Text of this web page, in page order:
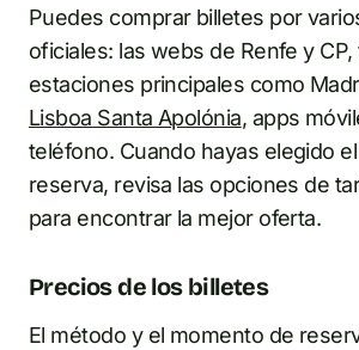
Puedes comprar billetes por
oficiales: las webs de Renfe y CP,
estaciones principales como
Lisboa Santa Apolónia, apps
teléfono. Cuando hayas elegido
reserva, revisa las opciones de
para encontrar la mejor oferta.
Precios de los billetes
El método y el momento de